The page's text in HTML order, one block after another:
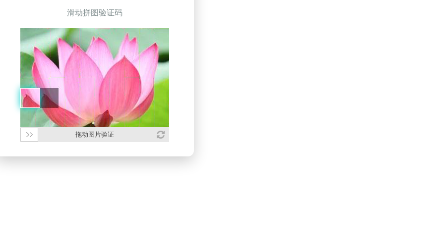
滑动拼图验证码
拖动图片验证